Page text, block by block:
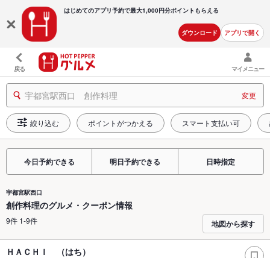
はじめてのアプリ予約で最大1,000円分ポイントもらえる
ダウンロード アプリで開く
戻る マイメニュー
宇都宮駅西口 創作料理 変更
絞り込む ポイントがつかえる スマート支払い可
今日予約できる 明日予約できる 日時指定
宇都宮駅西口
創作料理のグルメ・クーポン情報
9件 1-9件 地図から探す
ＨＡＣＨＩ （はち）